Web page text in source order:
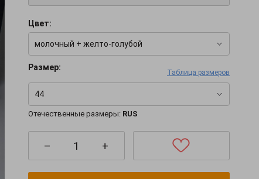
Цвет:
молочный + желто-голубой
Размер:
Таблица размеров
44
Отечественные размеры: RUS
– +